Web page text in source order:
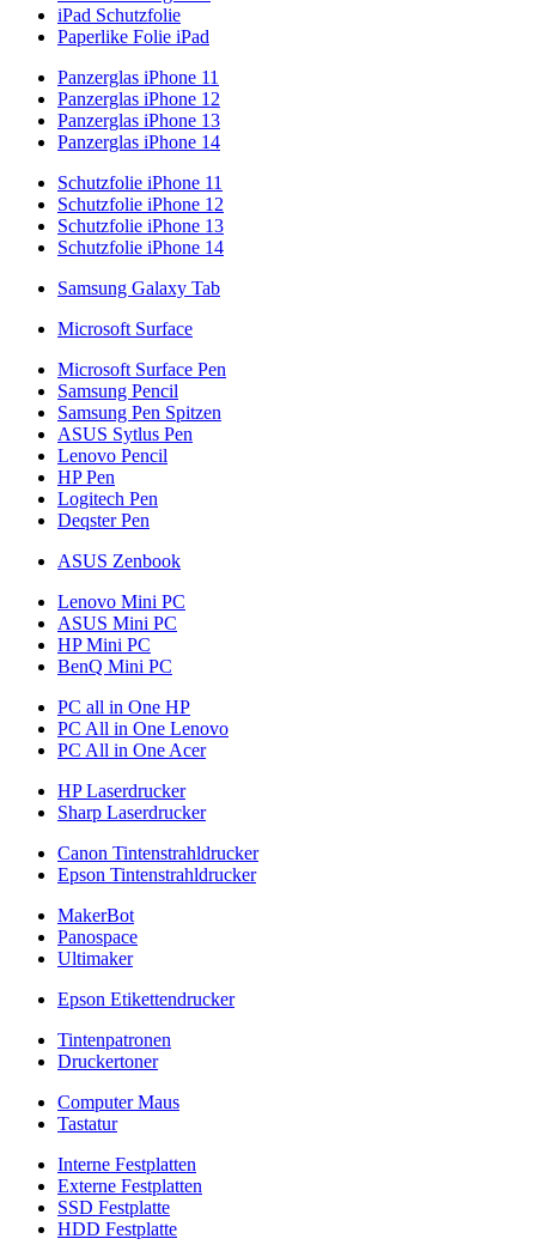
iPad Schutzfolie
Paperlike Folie iPad
Panzerglas iPhone 11
Panzerglas iPhone 12
Panzerglas iPhone 13
Panzerglas iPhone 14
Schutzfolie iPhone 11
Schutzfolie iPhone 12
Schutzfolie iPhone 13
Schutzfolie iPhone 14
Samsung Galaxy Tab
Microsoft Surface
Microsoft Surface Pen
Samsung Pencil
Samsung Pen Spitzen
ASUS Sytlus Pen
Lenovo Pencil
HP Pen
Logitech Pen
Deqster Pen
ASUS Zenbook
Lenovo Mini PC
ASUS Mini PC
HP Mini PC
BenQ Mini PC
PC all in One HP
PC All in One Lenovo
PC All in One Acer
HP Laserdrucker
Sharp Laserdrucker
Canon Tintenstrahldrucker
Epson Tintenstrahldrucker
MakerBot
Panospace
Ultimaker
Epson Etikettendrucker
Tintenpatronen
Druckertoner
Computer Maus
Tastatur
Interne Festplatten
Externe Festplatten
SSD Festplatte
HDD Festplatte